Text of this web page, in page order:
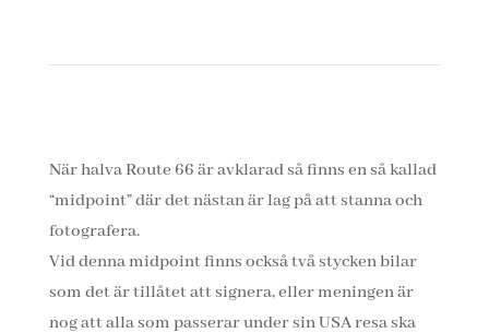
När halva Route 66 är avklarad så finns en så kallad
“midpoint” där det nästan är lag på att stanna och
fotografera.
Vid denna midpoint finns också två stycken bilar
som det är tillåtet att signera, eller meningen är
nog att alla som passerar under sin USA resa ska